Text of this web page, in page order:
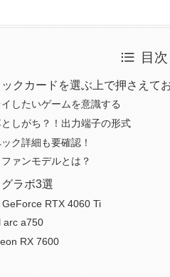
目次
クカードを選ぶ上で押さえて
したいゲームを意識する
としがち？！出力端子の形式
ク詳細も要確認！
ァンモデルとは？
ラボ3選
GeForce RTX 4060 Ti
arc a750
RX 7600